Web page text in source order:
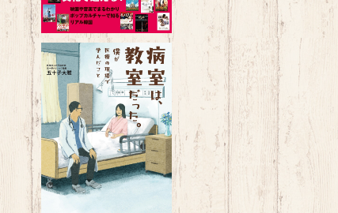
病室は、教室だった。～僕が医療
の現場で学んだこと～
¥1,650